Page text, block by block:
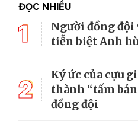
ĐỌC NHIỀU
1
Người đồng
tiễn biệt Anh
2
Ký ức của cựu
thành “tấm
đồng đội